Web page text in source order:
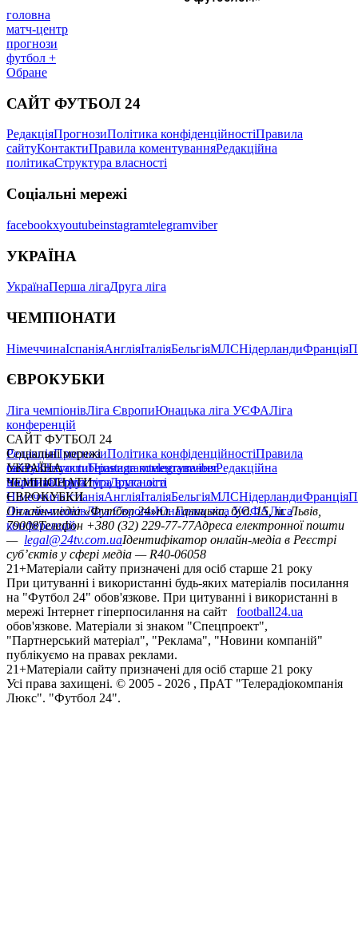
головна
матч-центр
прогнози
футбол +
Обране
САЙТ ФУТБОЛ 24
РедакціяПрогнозиПолітика конфіденційностіПравила
сайтуКонтактиПравила коментуванняРедакційна
політикаСтруктура власності
Соціальні мережі
facebookxyoutubeinstagramtelegramviber
УКРАЇНА
УкраїнаПерша лігаДруга ліга
ЧЕМПІОНАТИ
НімеччинаІспаніяАнгліяІталіяБельгіяМЛСНідерландиФранція
ЄВРОКУБКИ
Ліга чемпіонівЛіга ЄвропиЮнацька ліга УЄФАЛіга
конференцій
САЙТ ФУТБОЛ 24
РедакціяПрогнозиПолітика конфіденційностіПравила
сайтуКонтактиПравила коментуванняРедакційна
політикаСтруктура власності
Соціальні мережі
facebookxyoutubeinstagramtelegramviber
УКРАЇНА
УкраїнаПерша лігаДруга ліга
ЧЕМПІОНАТИ
НімеччинаІспаніяАнгліяІталіяБельгіяМЛСНідерландиФранція
ЄВРОКУБКИ
Ліга чемпіонівЛіга ЄвропиЮнацька ліга УЄФАЛіга
конференцій
Онлайн-медіа «Футбол 24»пл. Галицька, буд. 15, м. Львів,
79008Телефон +380 (32) 229-77-77Адреса електронної пошти
— legal@24tv.com.uaІдентифікатор онлайн-медіа в Реєстрі
суб’єктів у сфері медіа — R40-06058
21+Матеріали сайту призначені для осіб старше 21 року
При цитуванні і використанні будь-яких матеріалів посилання
на "Футбол 24" обов'язкове. При цитуванні і використанні в
мережі Інтернет гіперпосилання на сайт
football24.ua
обов'язкове. Матеріали зі знаком "Спецпроект",
"Партнерський матеріал", "Реклама", "Новини компаній"
публікуємо на правах реклами.
21+Матеріали сайту призначені для осіб старше 21 року
Усi права захищенi. © 2005 - 2026 , ПрАТ "Телерадіокомпанія
Люкс". "Футбол 24".